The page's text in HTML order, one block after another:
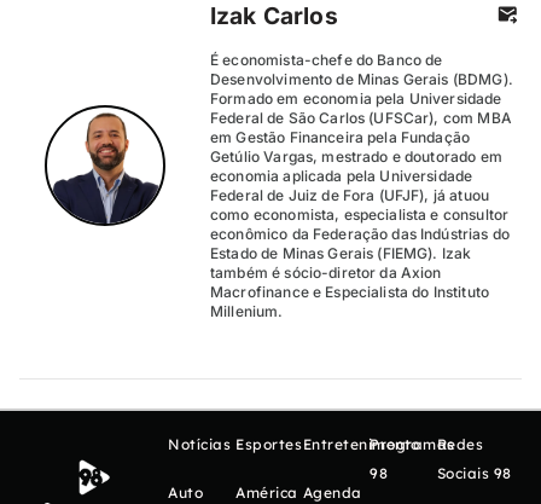
Izak Carlos
É economista-chefe do Banco de
Desenvolvimento de Minas Gerais (BDMG).
Formado em economia pela Universidade
Federal de São Carlos (UFSCar), com MBA
em Gestão Financeira pela Fundação
Getúlio Vargas, mestrado e doutorado em
economia aplicada pela Universidade
Federal de Juiz de Fora (UFJF), já atuou
como economista, especialista e consultor
econômico da Federação das Indústrias do
Estado de Minas Gerais (FIEMG). Izak
também é sócio-diretor da Axion
Macrofinance e Especialista do Instituto
Millenium.
Notícias
Auto
Esportes
América
Entretenimento
Agenda
Programas
98
Redes
Sociais 98